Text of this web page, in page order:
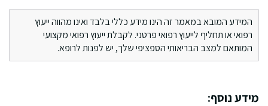
המידע המובא במאמר זה הינו מידע כללי בלבד ואינו מהווה ייעוץ
רפואי או תחליף לייעוץ רפואי פרטני. לקבלת ייעוץ רפואי מקצועי
המותאם למצב הבריאותי הספציפי שלך, יש לפנות לרופא.
מידע נוסף: